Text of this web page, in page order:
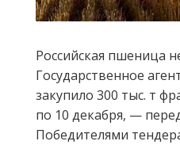
Российская пшеница
Государственное
закупило 300 тыс. т
по 10 декабря, —
Победителями